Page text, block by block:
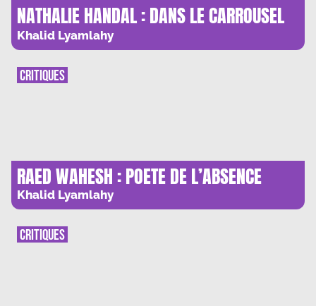
NATHALIE HANDAL : DANS LE CARROUSEL
DU DESIR
Khalid Lyamlahy
RAED WAHESH : POETE DE L’ABSENCE
Khalid Lyamlahy
CRITIQUES
CRITIQUES